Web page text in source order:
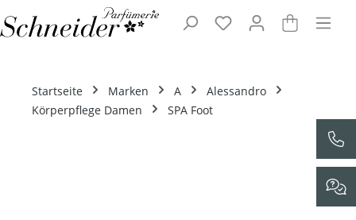
Zum Hauptinhalt springen
Startseite Marken A
Alessandro
Körperpflege Damen
SPA Foot